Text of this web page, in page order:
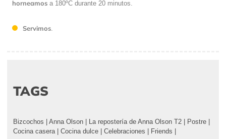
horneamos a 180ºC durante 20 minutos.
Servimos
TAGS
Bizcochos | Anna Olson | La repostería de Anna Olson T2 | Postre |
Cocina casera | Cocina dulce | Celebraciones | Friends |